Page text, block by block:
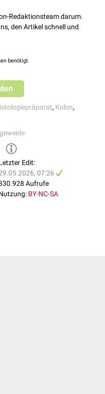
, allerdings sind die
eine starke Beweglichkeit mit
vollständig ausgebildet, das
erfolgt über
HE-Färbung
den
Redaktionsteam darum.
den Artikel schnell und
benötigt.
, Kolon,
Edit:
07:26
Aufrufe
BY-NC-SA